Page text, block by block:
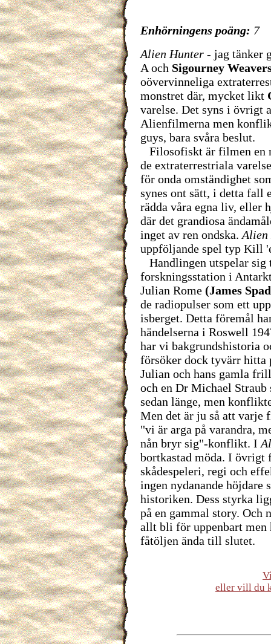
Enhörningens poäng: 7
Alien Hunter - jag tänker
A och Sigourney
oövervinneliga
monstret där, mycket likt
varelse. Det syns i övrigt
Alienfilmerna men
guys, bara svåra beslut.
Filosofiskt är filmen en
de extraterrestriala
för onda omständighet
synes ont sätt, i detta
rädda våra egna liv, eller
där det grandiosa
inget av ren ondska. Alien
uppföljande spel typ Kill
Handlingen utspelar sig
forskningsstation i
Julian Rome (James
de radiopulser som ett
isberget. Detta föremål
händelserna i Roswell
har vi bakgrundshistoria
försöker dock tyvärr hitta
Julian och hans gamla
och en Dr Michael Straub
sedan länge, men
Men det är ju så att varje
"vi är arga på varandra,
nån bryr sig"-konflikt. I
bortkastad möda. I övrigt
skådespeleri, regi och
ingen nydanande höjdare
historiken. Dess styrka
på en gammal story. Och
allt bli för uppenbart
fåtöljen ända till slutet.
eller vill du